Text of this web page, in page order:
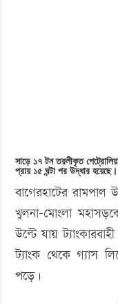
সাড়ে ১৭ টন তরলীকৃত
প্রায় ১৫ ঘন্টা পর উদ্ধার হয়েছে।
বাগেরহাটের রামপাল
খুলনা-মোংলা
উল্টে যায়
ট্যাংক থেকে গ্যাস
পড়ে।